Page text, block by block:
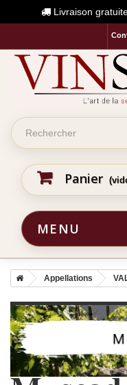
Livraison
Panier
MENU
Appellations